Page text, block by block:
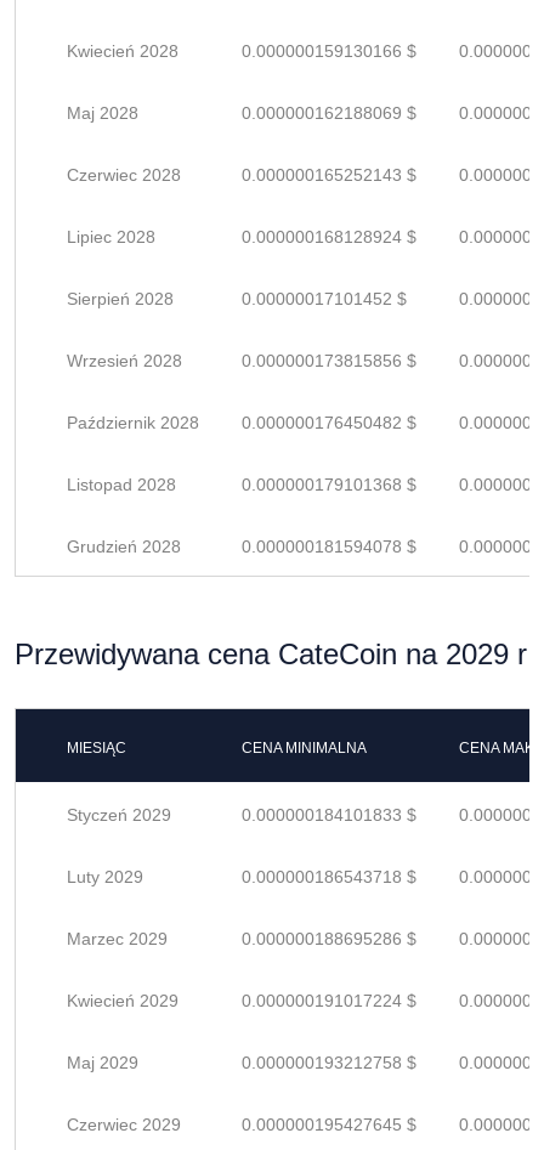
Kwiecień 2028 0.000000159130166 $
Maj 2028 0.000000162188069 $
Czerwiec 2028 0.000000165252143 $
Lipiec 2028 0.000000168128924 $
Sierpień 2028 0.00000017101452 $
Wrzesień 2028 0.000000173815856 $
Październik 2028 0.000000176450482 $
Listopad 2028 0.000000179101368 $
Grudzień 2028 0.000000181594078 $
Przewidywana cena CateCoin na 2029 r
MIESIĄC CENA MINIMALNA CENA
Styczeń 2029 0.000000184101833 $
Luty 2029 0.000000186543718 $
Marzec 2029 0.000000188695286 $
Kwiecień 2029 0.000000191017224 $
Maj 2029 0.000000193212758 $
Czerwiec 2029 0.000000195427645 $